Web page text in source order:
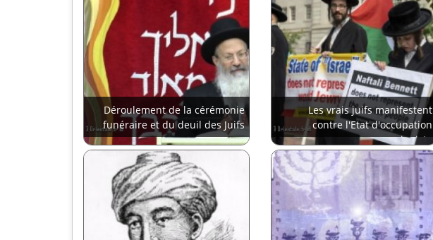
Déroulement de la cérémonie
funéraire et du deuil des Juifs
Les vrais juifs manifestent
contre l'Etat d'occupation
sioniste